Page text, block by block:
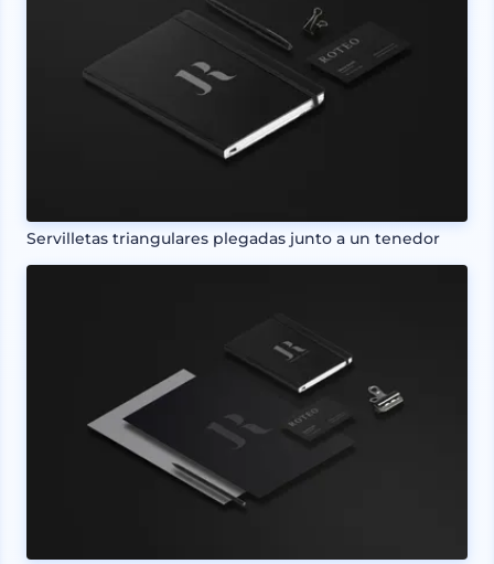
Servilletas triangulares plegadas junto a un tenedor